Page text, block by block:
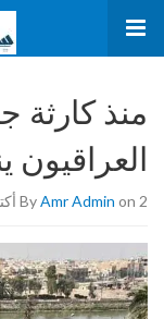
العراقيون
ByAmr Admin on 2 أكتوبر، 2023